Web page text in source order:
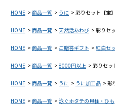
HOME 商品一覧 うに 彩りセット【宝
HOME 商品一覧 天然活あわび 彩りセ
HOME 商品一覧 ご贈答ギフト 紅白セ
HOME 商品一覧 8000円以上 彩りセッ
HOME 商品一覧 うに うに加工品 彩
HOME 商品一覧 泳ぐホタテの貝柱・ひも